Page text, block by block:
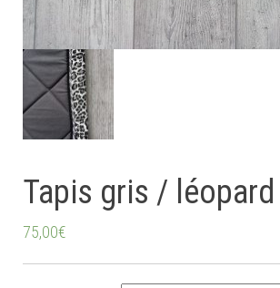
Tapis gris / léopard
75,00€